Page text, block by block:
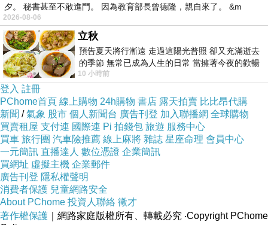
夏季必備顯
瘦刷色單寧
材質
更顯甜心們
的修長美腿
～
褲管綁帶設
計悠閒的散
步或者出遊
夕。 秘書甚至不敢進門。 因為教育部長曾德隆，親自來了。 &m
2026-08-06
立秋
預告夏天將行漸遠 走過這陽光普照 卻又充滿逝去
的季節 無常已成為人生的日常 當擁著今夜的歡暢
舒心 轉眼驟成昨日 而明晨 太陽
10 小時前
登入 註冊
PChome首頁 線上購物 24h購物 書店 露天拍賣 比比昂代購
新聞 /氣象 股市 個人新聞台 廣告刊登 加入聯播網 全球購物
買賣租屋 支付連 國際連 Pi 拍錢包 旅遊 服務中心
買車 旅行團 汽車險推薦 線上麻將 雜誌 星座命理 會員中心
一元簡訊 直播達人 數位憑證 企業簡訊
買網址 虛擬主機 企業郵件
廣告刊登 隱私權聲明
消費者保護 兒童網路安全
About PChome 投資人聯絡 徵才
著作權保護 ｜網路家庭版權所有、轉載必究 ‧Copyright PChome